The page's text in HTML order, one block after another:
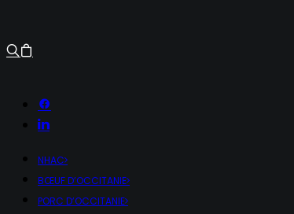
NHAC
BŒUF D’OCCITANIE
PORC D’OCCITANIE